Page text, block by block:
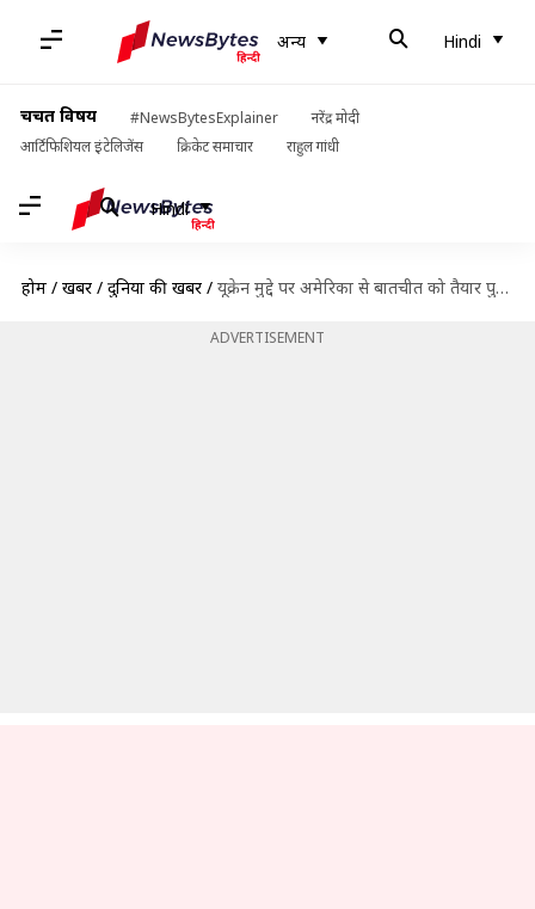
अन्य Hindi
चर्चित विषय #NewsBytesExplainer
नरेंद्र मोदी
आर्टिफिशियल इंटेलिजेंस
क्रिकेट समाचार राहुल गांधी
Hindi
होम / खबरें / दुनिया की खबरें / यूक्रेन मुद्दे पर अमेरिका से बातचीत को तैयार पुतिन, बोले- कठिन दौर से गुजर रहा रूस
ADVERTISEMENT